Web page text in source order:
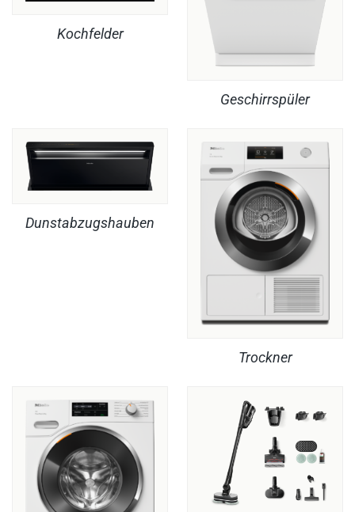
Kochfelder
Geschirrspüler
Dunstabzugshauben
Trockner